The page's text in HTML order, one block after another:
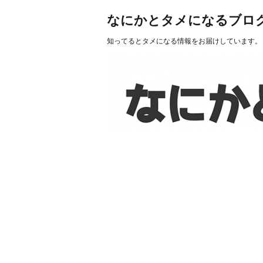
なにかとタメになるブロ
知ってるとタメになる情報をお届けしています。